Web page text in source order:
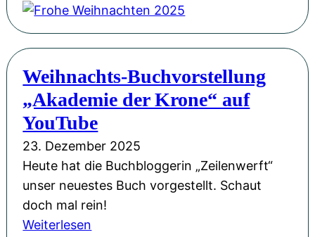
2
0
2
6
!
u
n
s
e
r
ö
f
n
o
h
W
e
i
h
n
c
Weihnachts-Buchvorstellung
„Akademie der Krone“ auf
YouTube
23. Dezember 2025
Heute hat die Buchbloggerin „Zeilenwerft“
unser neuestes Buch vorgestellt. Schaut
doch mal rein!
Weiterlesen